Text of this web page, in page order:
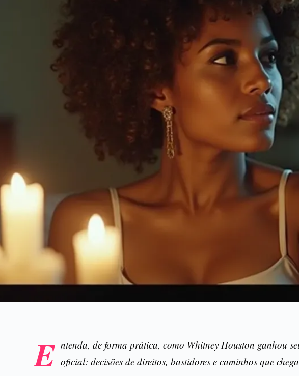
E ntenda, de forma prática, como Whitney Houston ganhou
oficial: decisões de direitos, bastidores e caminhos que